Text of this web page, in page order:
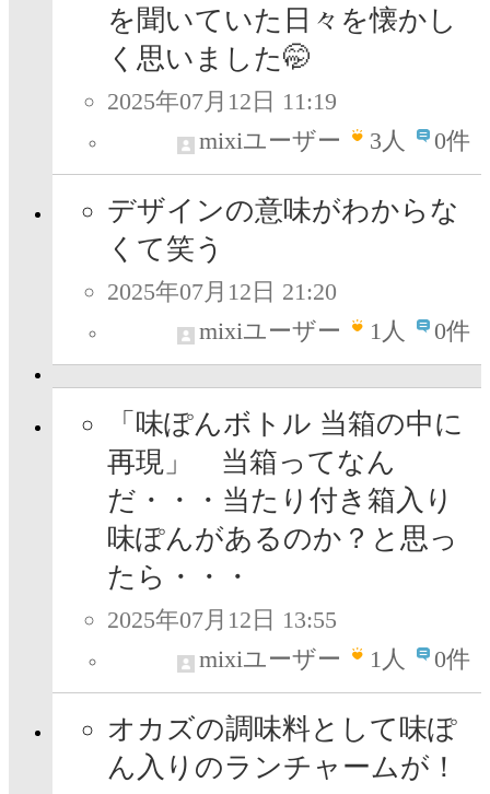
を聞いていた日々を懐かし
く思いました🤭
2025年07月12日 11:19
mixiユーザー
3人 0件
デザインの意味がわからな
くて笑う
2025年07月12日 21:20
mixiユーザー
1人 0件
「味ぽんボトル 当箱の中に
再現」 当箱ってなん
だ・・・当たり付き箱入り
味ぽんがあるのか？と思っ
たら・・・
2025年07月12日 13:55
mixiユーザー
1人 0件
オカズの調味料として味ぽ
ん入りのランチャームが！